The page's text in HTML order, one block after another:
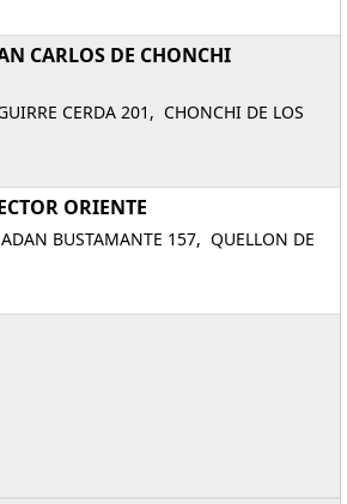
CARLOS DE CHONCHI
CERDA 201, CHONCHI DE LOS
ORIENTE
BUSTAMANTE 157, QUELLON DE